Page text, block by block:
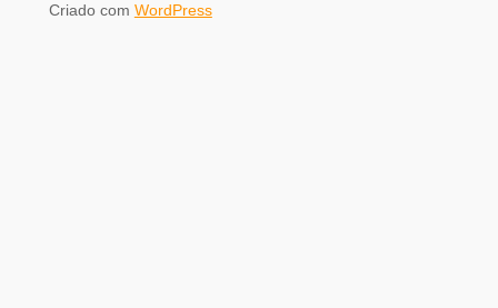
Criado com WordPress